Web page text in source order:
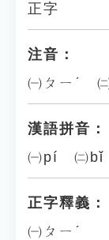
正字
注音：
㈠ㄆㄧˊ
漢語拼音：
㈠pí ㈡
正字釋義：
㈠ㄆㄧˊ